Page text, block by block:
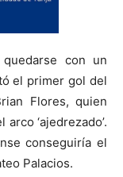
con un
el primer gol del
Flores, quien
‘ajedrezado’.
conseguiría el
Palacios.